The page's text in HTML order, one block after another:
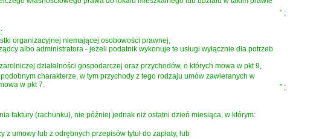
” ;
organizacyjnej niemającej osobowości prawnej,
albo administratora - jeżeli podatnik wykonuje te usługi wyłącznie dla potrzeb
działalności gospodarczej oraz przychodów, o których mowa w pkt 9,
charakterze, w tym przychody z tego rodzaju umów zawieranych w
w pkt 7.
” ;
faktury (rachunku), nie później jednak niż ostatni dzień miesiąca, w którym:
umowy lub z odrębnych przepisów tytuł do zapłaty, lub